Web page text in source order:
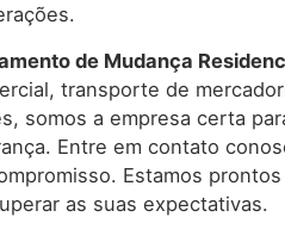
de Mudança
transporte de
somos a empresa certa
Entre em contato
Estamos
as suas expectativas.